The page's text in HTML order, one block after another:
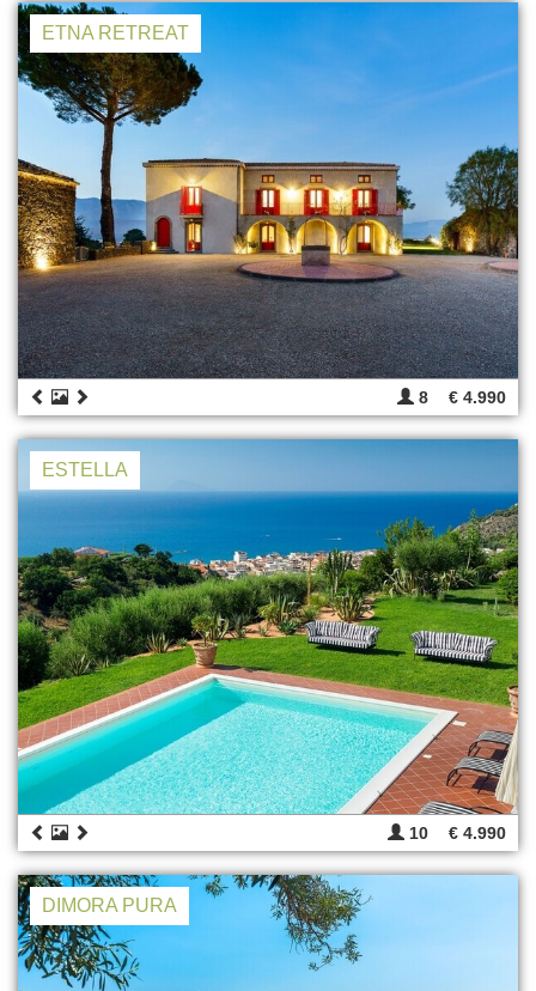
ETNA RETREAT
8 € 4.990
ESTELLA
10 € 4.990
DIMORA PURA